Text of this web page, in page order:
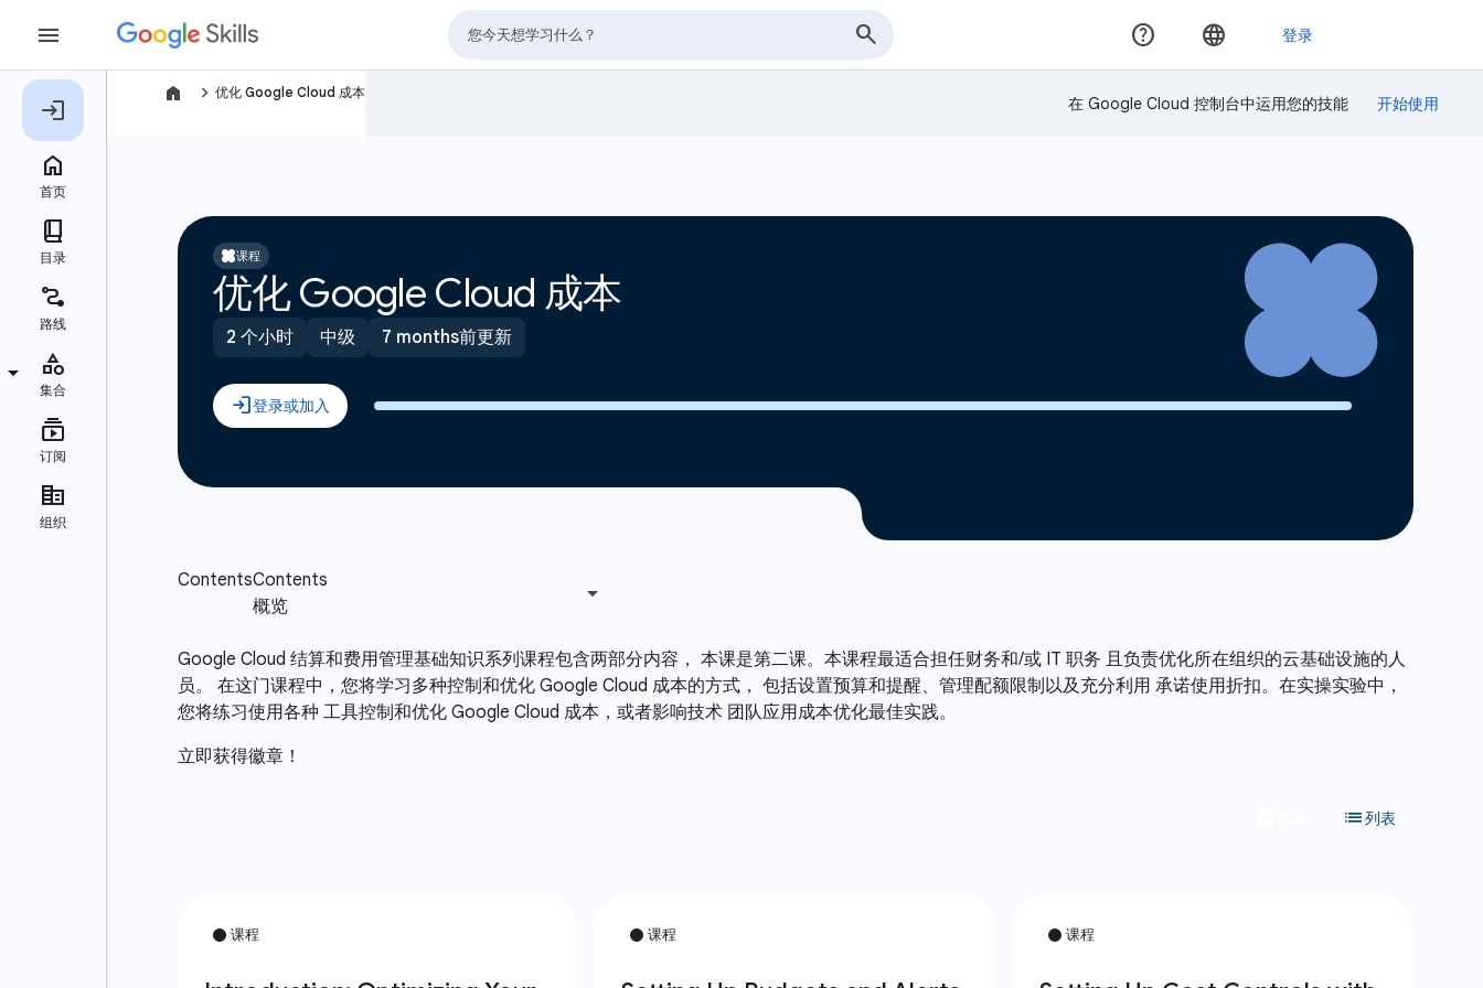
navigate_next 优化 Google Cloud 成本
在 Google Cloud 控制台中运用您的技能
课程
优化 Google Cloud 成本
2 个小时 中级 7 months前更新
Google Cloud 结算和费用管理基础知识系列课程包含两部分内容， 本课是第二课。本课程最适合担任财务和/或 IT 职务 且负责优化所在组织的云基础设施的人
员。 在这门课程中，您将学习多种控制和优化 Google Cloud 成本的方式， 包括设置预算和提醒、管理配额限制以及充分利用 承诺使用折扣。在实操实验中，
您将练习使用各种 工具控制和优化 Google Cloud 成本，或者影响技术 团队应用成本优化最佳实践。
立即获得徽章！